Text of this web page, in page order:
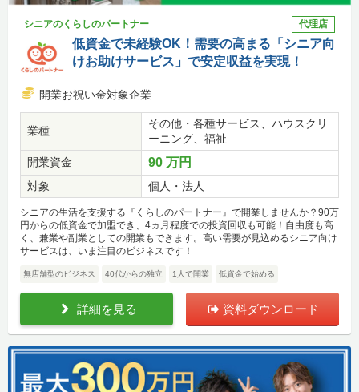
シニアのくらしのパートナー 代理店
低資金で未経験OK！需要の高まる「シニア向
けお助けサービス」で安定収益を実現！
開業お祝い金対象企業
業種
その他・各種サービス、ハウスクリ
ーニング、福祉
開業資金
90 万円
対象 個人・法人
シニアの生活を支援する『くらしのパートナー』で開業しませんか？90万
円からの低資金で加盟でき、4ヵ月程度での投資回収も可能！自由度も高
く、兼業や副業としての開業もできます。高い需要が見込めるシニア向け
サービスは、いま注目のビジネスです！
無店舗型のビジネス 40代からの独立 1人で開業 低資金で始める
詳細を見る 資料ダウンロード